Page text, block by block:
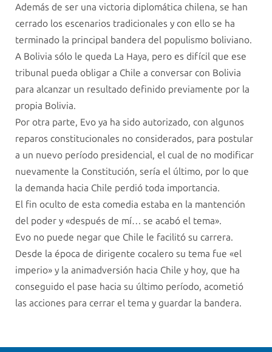
Además de ser una victoria diplomática chilena, se han
cerrado los escenarios tradicionales y con ello se ha
terminado la principal bandera del populismo boliviano.
A Bolivia sólo le queda La Haya, pero es difícil que ese
tribunal pueda obligar a Chile a conversar con Bolivia
para alcanzar un resultado definido previamente por la
propia Bolivia.
Por otra parte, Evo ya ha sido autorizado, con algunos
reparos constitucionales no considerados, para postular
a un nuevo período presidencial, el cual de no modificar
nuevamente la Constitución, sería el último, por lo que
la demanda hacia Chile perdió toda importancia.
El fin oculto de esta comedia estaba en la mantención
del poder y «después de mí… se acabó el tema».
Evo no puede negar que Chile le facilitó su carrera.
Desde la época de dirigente cocalero su tema fue «el
imperio» y la animadversión hacia Chile y hoy, que ha
conseguido el pase hacia su último período, acometió
las acciones para cerrar el tema y guardar la bandera.